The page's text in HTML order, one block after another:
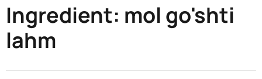
Ingredient: mol go'shti
lahm